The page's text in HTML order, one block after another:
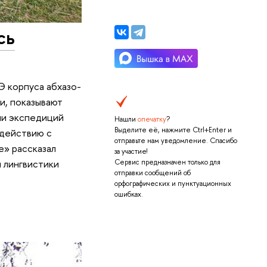
Нашли опечатку?
Выделите её, нажмите Ctrl+Enter и
отправьте нам уведомление. Спасибо
за участие!
Сервис предназначен только для
отправки сообщений об
орфографических и пунктуационных
ошибках.
абхазо-
показывают
экспедиций
с
рассказал